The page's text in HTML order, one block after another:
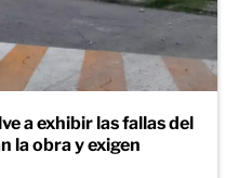
a exhibir las fallas del
la obra y exigen